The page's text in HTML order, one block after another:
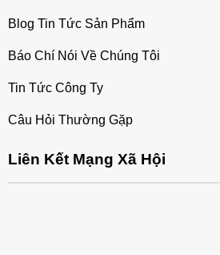
Blog Tin Tức Sản Phẩm
Báo Chí Nói Về Chúng Tôi
Tin Tức Công Ty
Câu Hỏi Thường Gặp
Liên Kết Mạng Xã Hội